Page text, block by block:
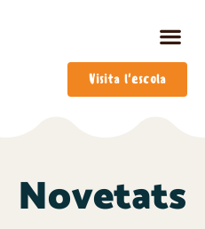
Visita l'escola
Novetats